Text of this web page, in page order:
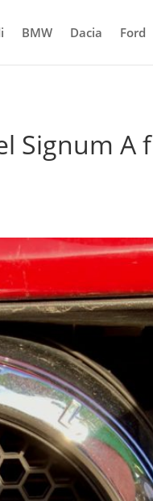
BMW Dacia Ford
Signum A